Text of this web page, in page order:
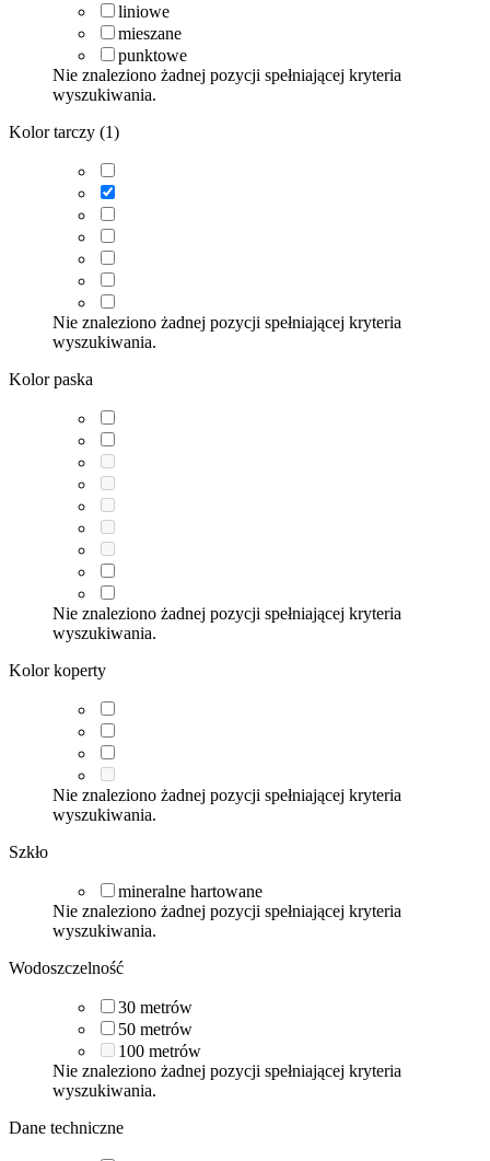
liniowe
mieszane
punktowe
Nie znaleziono żadnej pozycji spełniającej kryteria
wyszukiwania.
Kolor tarczy (1)
Nie znaleziono żadnej pozycji spełniającej kryteria
wyszukiwania.
Kolor paska
Nie znaleziono żadnej pozycji spełniającej kryteria
wyszukiwania.
Kolor koperty
Nie znaleziono żadnej pozycji spełniającej kryteria
wyszukiwania.
Szkło
mineralne hartowane
Nie znaleziono żadnej pozycji spełniającej kryteria
wyszukiwania.
Wodoszczelność
30 metrów
50 metrów
100 metrów
Nie znaleziono żadnej pozycji spełniającej kryteria
wyszukiwania.
Dane techniczne